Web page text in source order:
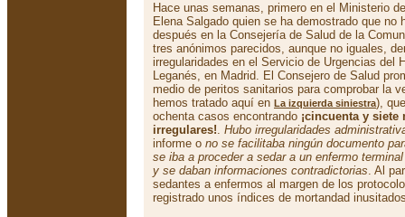
Hace unas semanas, primero en el Ministerio
Elena Salgado quien se ha demostrado que no
después en la Consejería de Salud de la
tres anónimos parecidos, aunque no iguales,
irregularidades en el Servicio de Urgencias del
Leganés, en Madrid. El Consejero de Salud
medio de peritos sanitarios para comprobar la
hemos tratado aquí en La izquierda siniestra),
ochenta casos encontrando ¡cincuenta y siete
irregulares!. Hubo irregularidades
informe o no se facilitaba ningún documento
se iba a proceder a sedar a un enfermo terminal
y se daban informaciones contradictorias. Al
sedantes a enfermos al margen de los
registrado unos índices de mortandad